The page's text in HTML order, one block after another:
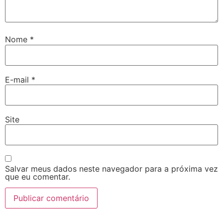
Nome *
E-mail *
Site
Salvar meus dados neste navegador para a próxima vez
que eu comentar.